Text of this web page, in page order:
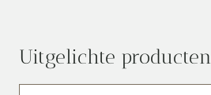
Uitgelichte producten